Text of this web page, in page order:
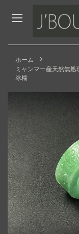
to
Content
ホーム
ミャンマー産天然無
冰糯
Skip
end
of
the
images
gallery